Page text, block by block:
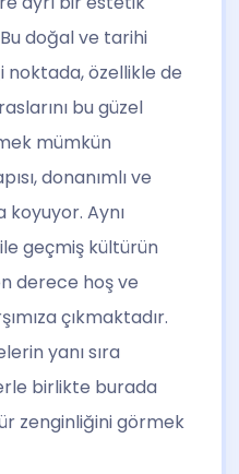
doğal ve tarihi
özellikle de
bu güzel
mümkün
donanımlı ve
Aynı
geçmiş kültürün
derece hoş ve
çıkmaktadır.
yanı sıra
birlikte burada
zenginliğini görmek